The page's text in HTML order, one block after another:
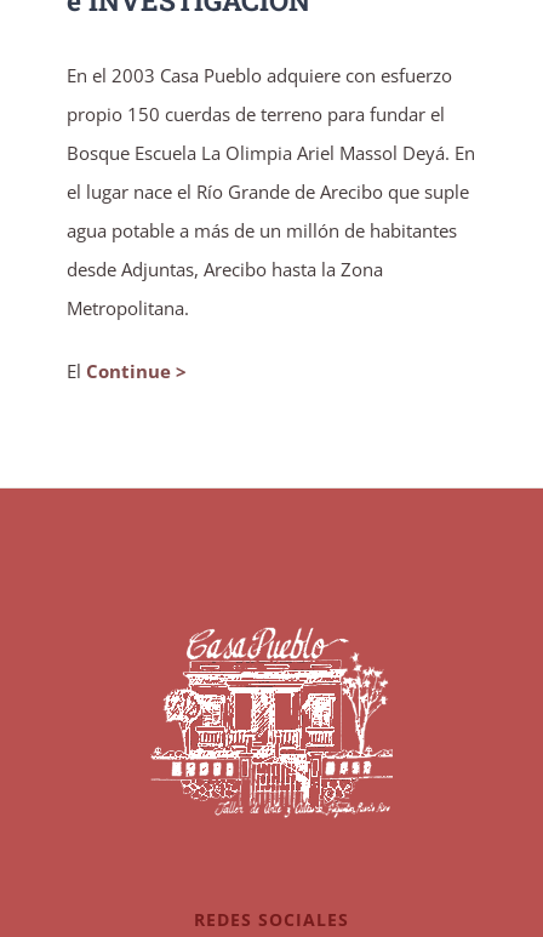
En el 2003 Casa Pueblo adquiere con esfuerzo
propio 150 cuerdas de terreno para fundar el
Bosque Escuela La Olimpia Ariel Massol Deyá. En
el lugar nace el Río Grande de Arecibo que suple
agua potable a más de un millón de habitantes
desde Adjuntas, Arecibo hasta la Zona
Metropolitana.
El Continue >
REDES SOCIALES